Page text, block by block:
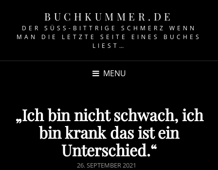
BUCHKUMMER.DE
DER SÜSS-BITTRIGE SCHMERZ WENN M
AN DIE LETZTE SEITE EINES BUCHES L
IEST…
MENU
„Ich bin nicht schwach, ich
bin krank das ist ein
Unterschied.“
POSTED
26. SEPTEMBER 2021